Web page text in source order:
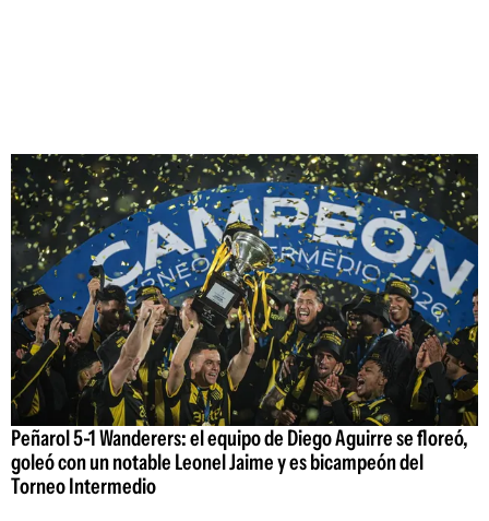
Peñarol 5-1 Wanderers: el equipo de Diego Aguirre se floreó,
goleó con un notable Leonel Jaime y es bicampeón del
Torneo Intermedio